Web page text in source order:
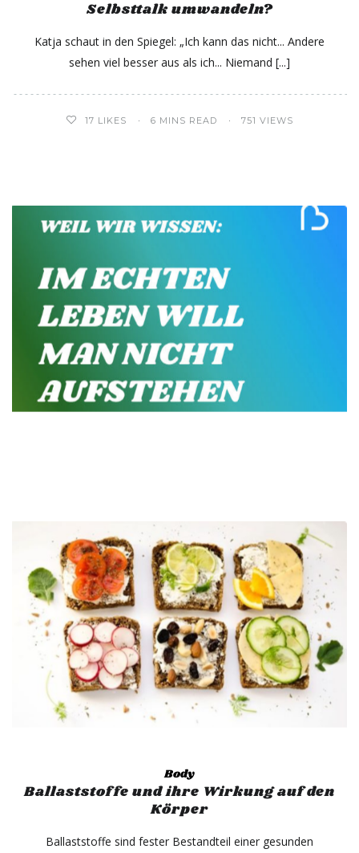
Selbsttalk umwandeln?
Katja schaut in den Spiegel: „Ich kann das nicht... Andere
sehen viel besser aus als ich... Niemand
17 LIKES 6 MINS READ 751 VIEWS
Body
Ballaststoffe und ihre Wirkung auf den
Körper
Ballaststoffe sind fester Bestandteil einer gesunden